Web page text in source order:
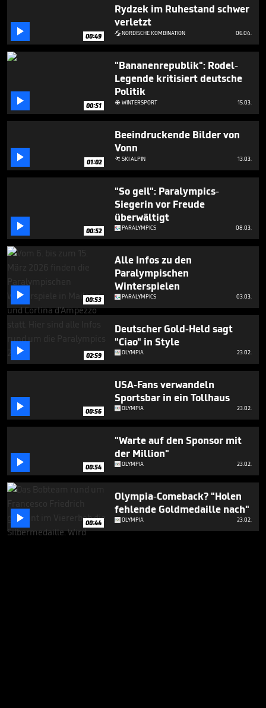
11
seconds
 00:49
Rydzek im Ruhestand schwer
verletzt
NORDISCHE KOMBINATION 06.04.
 00:51
"Bananenrepublik": Rodel-
Legende kritisiert deutsche
Politik
WINTERSPORT 15.03.
 01:02
Beeindruckende Bilder von
Vonn
 SKI ALPIN 13.03.
 00:52
"So geil": Paralympics-
Siegerin vor Freude
überwältigt
PARALYMPICS 08.03.
 00:53
Alle Infos zu den
Paralympischen
Winterspielen
PARALYMPICS 03.03.
 02:59
Deutscher Gold-Held sagt
"Ciao" in Style
OLYMPIA 23.02.
 00:56
USA-Fans verwandeln
Sportsbar in ein Tollhaus
OLYMPIA 23.02.
 00:54
"Warte auf den Sponsor mit
der Million"
OLYMPIA 23.02.
 00:44
Olympia-Comeback? "Holen
fehlende Goldmedaille nach"
OLYMPIA 23.02.